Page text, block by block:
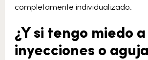
completamente individualizado.
¿Y si tengo miedo
inyecciones o